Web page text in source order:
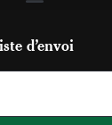
d’envoi